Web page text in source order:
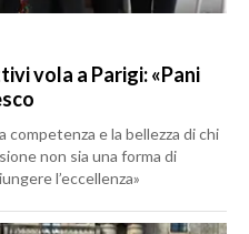
vola a Parigi: «Pani
competenza e la bellezza di chi
non sia una forma di
l’eccellenza»